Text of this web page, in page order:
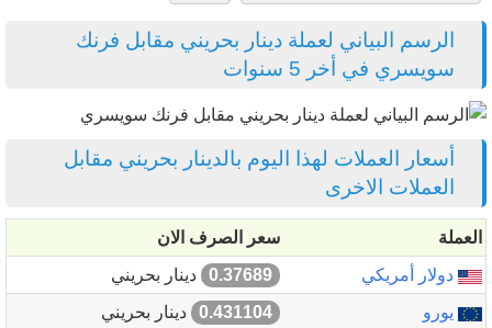
الرسم البياني لعملة دينار بحريني مقابل فرنك
سويسري في أخر 5 سنوات
أسعار العملات لهذا اليوم بالدينار بحريني مقابل
العملات الاخرى
العملة
سعر الصرف الان
دولار أمريكي
0.37689
دينار بحريني
يورو
0.431104
دينار بحريني